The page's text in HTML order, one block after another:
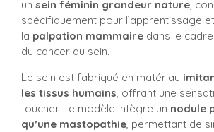
un sein féminin grandeur nature,
spécifiquement pour l’apprentissage
la palpation mammaire dans le
du cancer du sein.
Le sein est fabriqué en matériau
les tissus humains, offrant une
toucher. Le modèle intègre un nodule
qu’une mastopathie, permettant de